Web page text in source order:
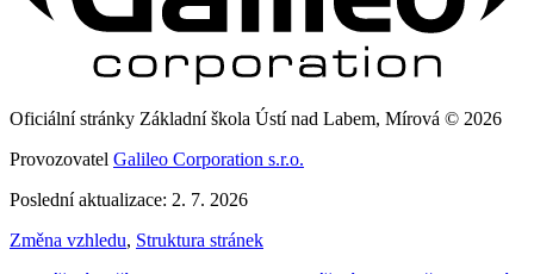
Oficiální stránky Základní škola Ústí nad Labem, Mírová © 2026
Provozovatel Galileo Corporation s.r.o.
Poslední aktualizace: 2. 7. 2026
Změna vzhledu, Struktura stránek